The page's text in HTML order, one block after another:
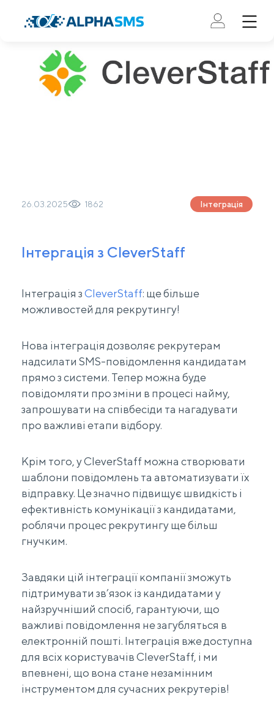
26.03.2025 1862 Інтеграція
Інтергація з CleverStaff
Інтеграція зCleverStaff: ще більше
можливостей для рекрутингу!
Нова інтеграція дозволяє рекрутерам
надсилати SMS-повідомлення кандидатам
прямо з системи. Тепер можна буде
повідомляти про зміни в процесі найму,
запрошувати на співбесіди та нагадувати
про важливі етапи відбору.
Крім того, у CleverStaff можна створювати
шаблони повідомлень та автоматизувати їх
відправку. Це значно підвищує швидкість і
ефективність комунікації з кандидатами,
роблячи процес рекрутингу ще більш
гнучким.
Завдяки цій інтеграції компанії зможуть
підтримувати зв’язок із кандидатами у
найзручніший спосіб, гарантуючи, що
важливі повідомлення не загубляться в
електронній пошті. Інтеграція вже доступна
для всіх користувачів CleverStaff, і ми
впевнені, що вона стане незамінним
інструментом для сучасних рекрутерів!